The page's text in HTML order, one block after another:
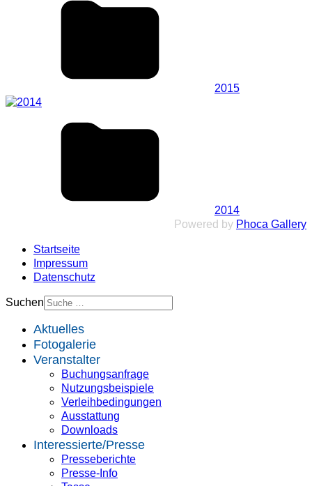
2015
2014
Powered by Phoca Gallery
Startseite
Impressum
Datenschutz
Suchen
Aktuelles
Fotogalerie
Veranstalter
Buchungsanfrage
Nutzungsbeispiele
Verleihbedingungen
Ausstattung
Downloads
Interessierte/Presse
Presseberichte
Presse-Info